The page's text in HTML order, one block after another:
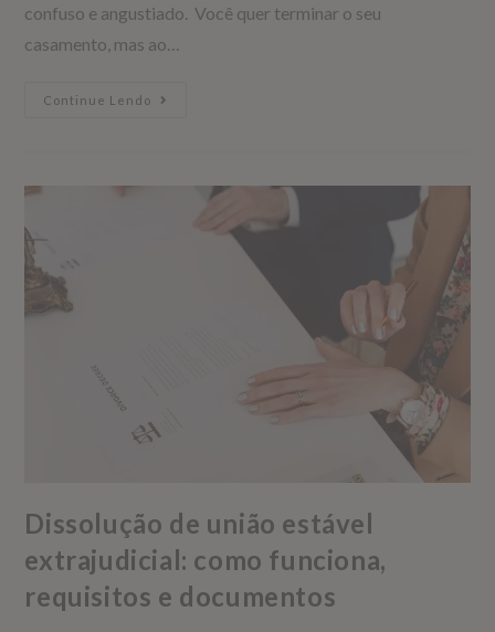
confuso e angustiado. Você quer terminar o seu
casamento, mas ao…
Continue Lendo
Dissolução de união estável
extrajudicial: como funciona,
requisitos e documentos